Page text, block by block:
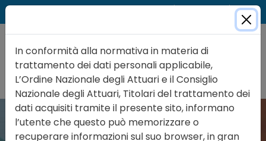
In conformità alla normativa in materia di
trattamento dei dati personali applicabile,
L’Ordine Nazionale degli Attuari e il Consiglio
Nazionale degli Attuari, Titolari del trattamento dei
dati acquisiti tramite il presente sito, informano
l’utente che questo può memorizzare o
recuperare informazioni sul suo browser, in gran